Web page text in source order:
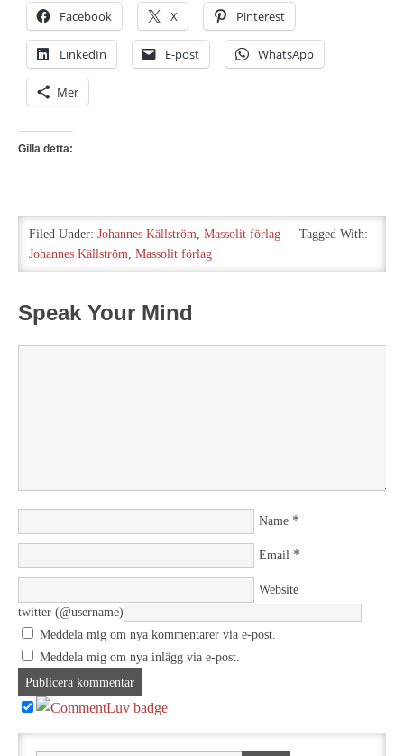
Facebook X Pinterest
LinkedIn E-post WhatsApp
Mer
Gilla detta:
Filed Under: Johannes Källström, Massolit förlag
Tagged With:
Johannes Källström, Massolit förlag
Speak Your Mind
Name *
Email *
Website
twitter (@username)
Meddela mig om nya kommentarer via e-post.
Meddela mig om nya inlägg via e-post.